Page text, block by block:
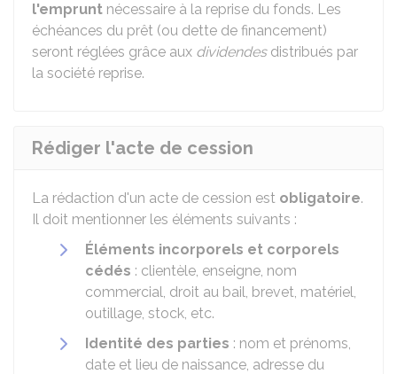
l'emprunt nécessaire à la reprise du fonds. Les
échéances du prêt (ou dette de financement)
seront réglées grâce aux dividendesdistribués par
la société reprise.
Rédiger l'acte de cession
La rédaction d'un acte de cession est obligatoire.
Il doit mentionner les éléments suivants :
Éléments incorporels et corporels
cédés : clientèle, enseigne, nom
commercial, droit au bail, brevet, matériel,
outillage, stock, etc.
Identité des parties : nom et prénoms,
date et lieu de naissance, adresse du